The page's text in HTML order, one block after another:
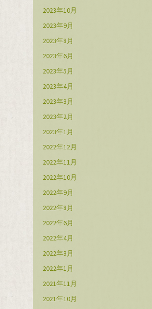
2023年10月
2023年9月
2023年8月
2023年6月
2023年5月
2023年4月
2023年3月
2023年2月
2023年1月
2022年12月
2022年11月
2022年10月
2022年9月
2022年8月
2022年6月
2022年4月
2022年3月
2022年1月
2021年11月
2021年10月